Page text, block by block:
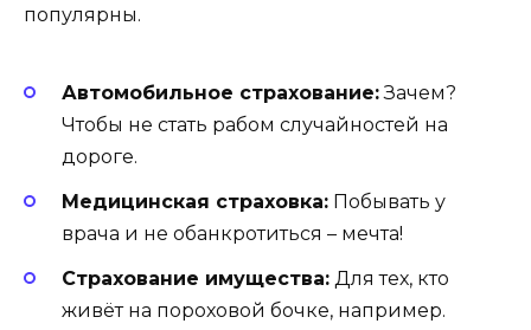
популярны.
Автомобильное страхование:Зачем?
Чтобы не стать рабом случайностей на
дороге.
Медицинская страховка: Побывать у
врача и не обанкротиться – мечта!
Страхование имущества: Для тех, кто
живёт на пороховой бочке, например.